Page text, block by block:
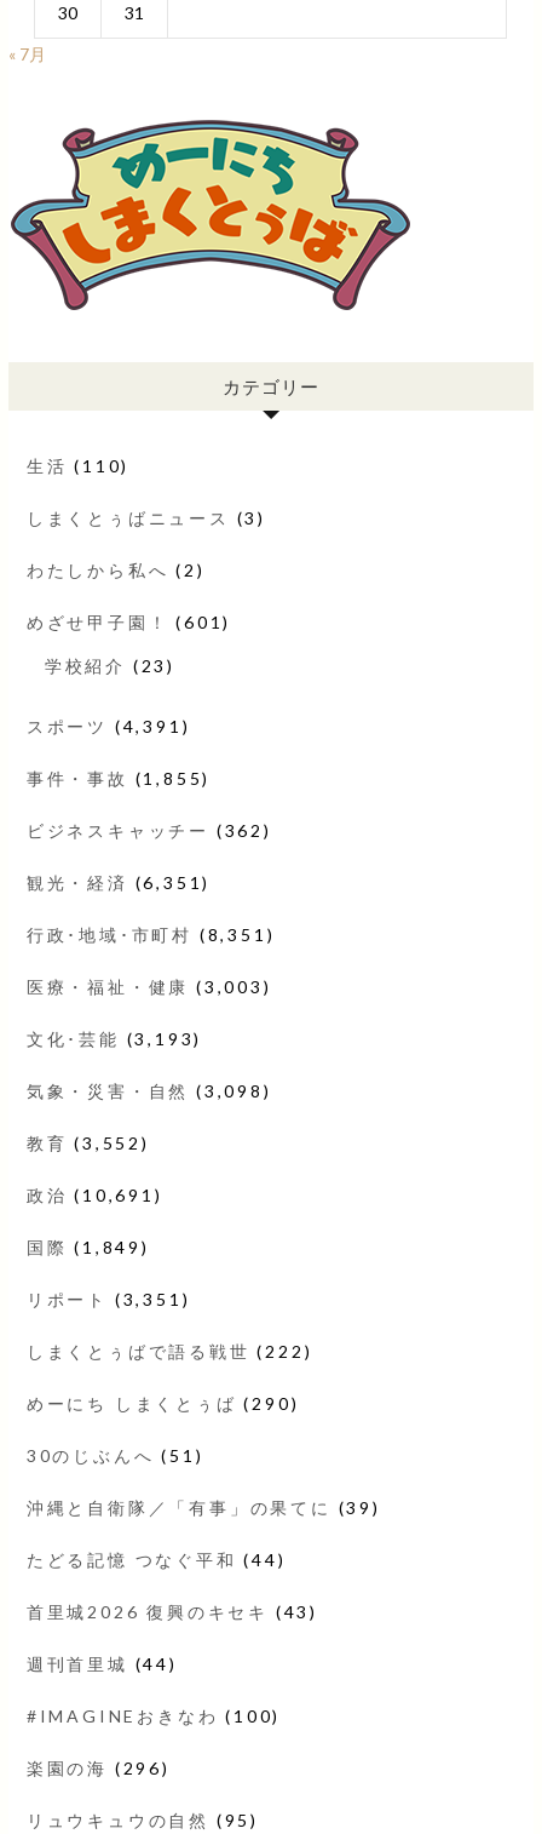
30
31
« 7月
カテゴリー
生活 (110)
しまくとぅばニュース (3)
わたしから私へ (2)
めざせ甲子園！ (601)
学校紹介 (23)
スポーツ (4,391)
事件・事故 (1,855)
ビジネスキャッチー (362)
観光・経済 (6,351)
行政･地域･市町村 (8,351)
医療・福祉・健康 (3,003)
文化･芸能 (3,193)
気象・災害・自然 (3,098)
教育 (3,552)
政治 (10,691)
国際 (1,849)
リポート (3,351)
しまくとぅばで語る戦世 (222)
めーにち しまくとぅば (290)
30のじぶんへ (51)
沖縄と自衛隊／「有事」の果てに (39)
たどる記憶 つなぐ平和 (44)
首里城2026 復興のキセキ (43)
週刊首里城 (44)
#IMAGINEおきなわ (100)
楽園の海 (296)
リュウキュウの自然 (95)